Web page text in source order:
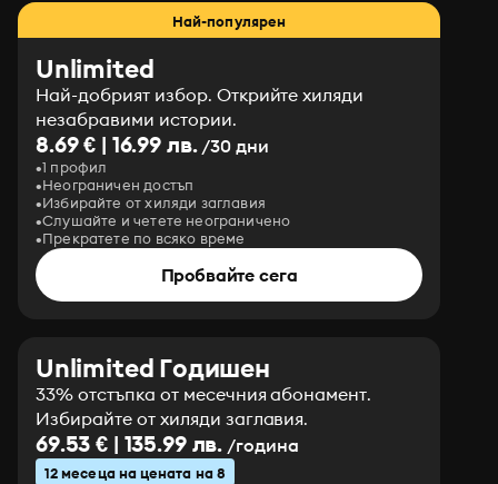
Най-популярен
Unlimited
Най-добрият избор. Открийте хиляди
незабравими истории.
8.69 € | 16.99 лв./30 дни
1 профил
Неограничен достъп
Избирайте от хиляди заглавия
Слушайте и четете неограничено
Прекратете по всяко време
Пробвайте сега
Unlimited Годишен
33% отстъпка от месечния абонамент.
Избирайте от хиляди заглавия.
69.53 € | 135.99 лв. /година
12 месеца на цената на 8